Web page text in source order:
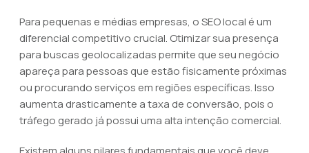
Para pequenas e médias empresas, o SEO local é um
diferencial competitivo crucial. Otimizar sua presença
para buscas geolocalizadas permite que seu negócio
apareça para pessoas que estão fisicamente próximas
ou procurando serviços em regiões específicas. Isso
aumenta drasticamente a taxa de conversão, pois o
tráfego gerado já possui uma alta intenção comercial.